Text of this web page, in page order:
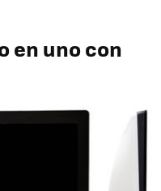
en uno con